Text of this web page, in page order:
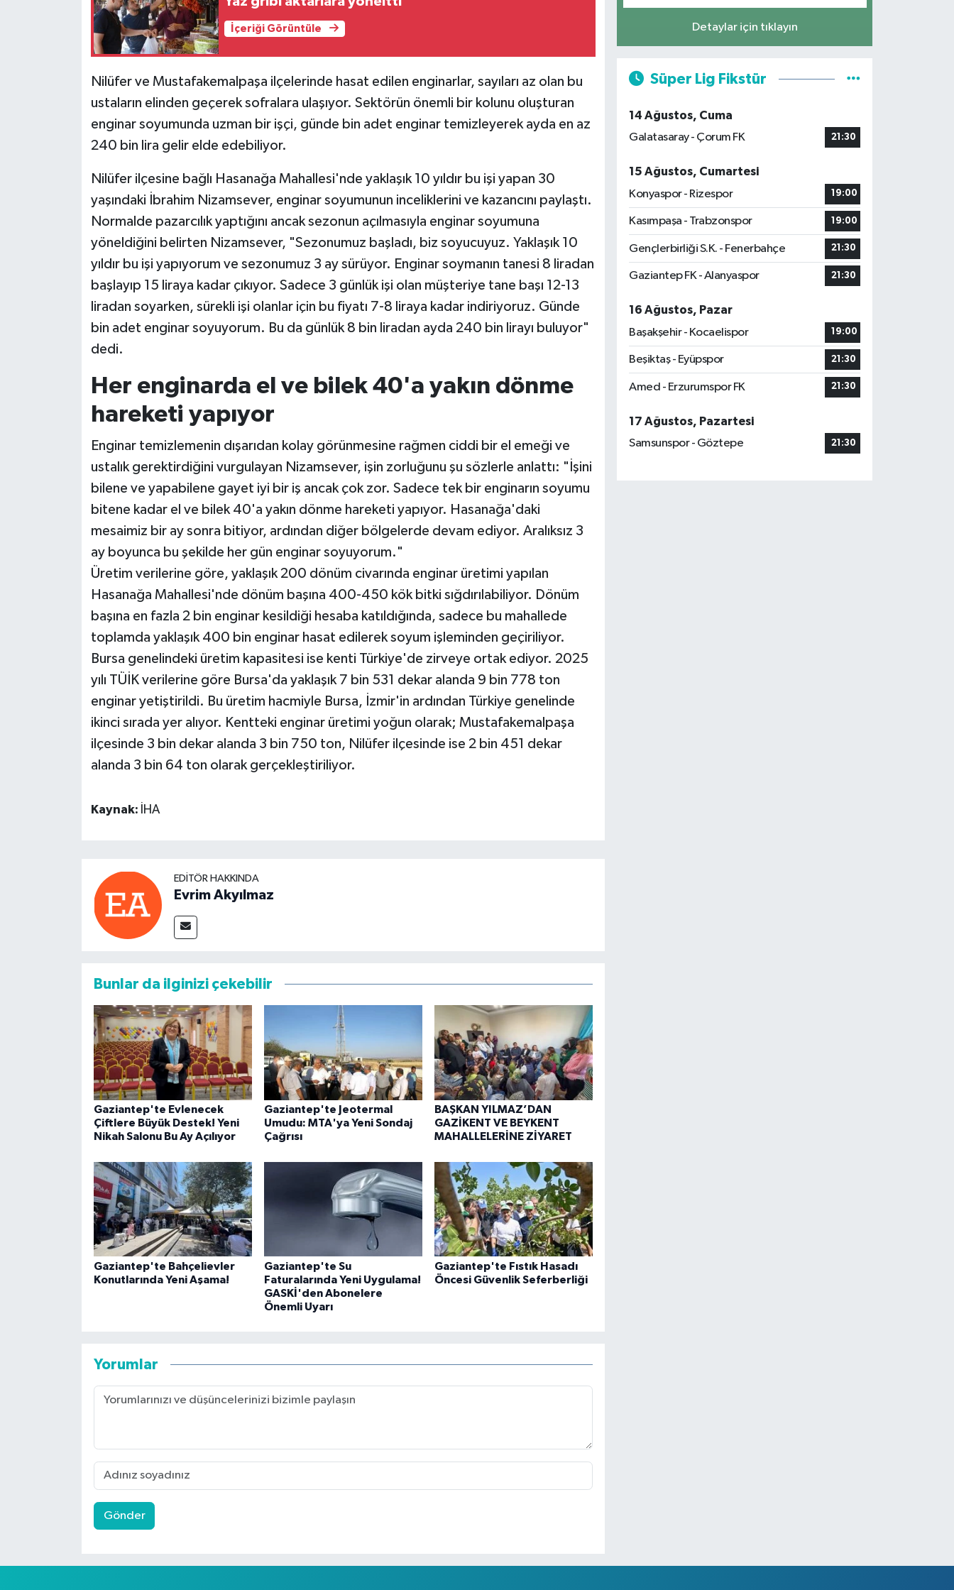
İçeriği Görüntüle
Nilüfer ve Mustafakemalpaşa ilçelerinde hasat edilen enginarlar, sayıları az olan bu
ustaların elinden geçerek sofralara ulaşıyor. Sektörün önemli bir kolunu oluşturan
enginar soyumunda uzman bir işçi, günde bin adet enginar temizleyerek ayda en az
240 bin lira gelir elde edebiliyor.
Nilüfer ilçesine bağlı Hasanağa Mahallesi'nde yaklaşık 10 yıldır bu işi yapan 30
yaşındaki İbrahim Nizamsever, enginar soyumunun inceliklerini ve kazancını paylaştı.
Normalde pazarcılık yaptığını ancak sezonun açılmasıyla enginar soyumuna
yöneldiğini belirten Nizamsever, "Sezonumuz başladı, biz soyucuyuz. Yaklaşık 10
yıldır bu işi yapıyorum ve sezonumuz 3 ay sürüyor. Enginar soymanın tanesi 8 liradan
başlayıp 15 liraya kadar çıkıyor. Sadece 3 günlük işi olan müşteriye tane başı 12-13
liradan soyarken, sürekli işi olanlar için bu fiyatı 7-8 liraya kadar indiriyoruz. Günde
bin adet enginar soyuyorum. Bu da günlük 8 bin liradan ayda 240 bin lirayı buluyor"
dedi.
Her enginarda el ve bilek 40'a yakın dönme
hareketi yapıyor
Enginar temizlemenin dışarıdan kolay görünmesine rağmen ciddi bir el emeği ve
ustalık gerektirdiğini vurgulayan Nizamsever, işin zorluğunu şu sözlerle anlattı: "İşini
bilene ve yapabilene gayet iyi bir iş ancak çok zor. Sadece tek bir enginarın soyumu
bitene kadar el ve bilek 40'a yakın dönme hareketi yapıyor. Hasanağa'daki
mesaimiz bir ay sonra bitiyor, ardından diğer bölgelerde devam ediyor. Aralıksız 3
ay boyunca bu şekilde her gün enginar soyuyorum."
Üretim verilerine göre, yaklaşık 200 dönüm civarında enginar üretimi yapılan
Hasanağa Mahallesi'nde dönüm başına 400-450 kök bitki sığdırılabiliyor. Dönüm
başına en fazla 2 bin enginar kesildiği hesaba katıldığında, sadece bu mahallede
toplamda yaklaşık 400 bin enginar hasat edilerek soyum işleminden geçiriliyor.
Bursa genelindeki üretim kapasitesi ise kenti Türkiye'de zirveye ortak ediyor. 2025
yılı TÜİK verilerine göre Bursa'da yaklaşık 7 bin 531 dekar alanda 9 bin 778 ton
enginar yetiştirildi. Bu üretim hacmiyle Bursa, İzmir'in ardından Türkiye genelinde
ikinci sırada yer alıyor. Kentteki enginar üretimi yoğun olarak; Mustafakemalpaşa
ilçesinde 3 bin dekar alanda 3 bin 750 ton, Nilüfer ilçesinde ise 2 bin 451 dekar
alanda 3 bin 64 ton olarak gerçekleştiriliyor.
Kaynak: İHA
EDITÖR HAKKINDA
Evrim Akyılmaz
Bunlar da ilginizi çekebilir
Gaziantep'te Evlenecek
Çiftlere Büyük Destek! Yeni
Nikah Salonu Bu Ay Açılıyor
Gaziantep'te Jeotermal
Umudu: MTA'ya Yeni Sondaj
Çağrısı
BAŞKAN YILMAZ’DAN
GAZİKENT VE BEYKENT
MAHALLELERİNE ZİYARET
Gaziantep'te Bahçelievler
Konutlarında Yeni Aşama!
Gaziantep'te Su
Faturalarında Yeni Uygulama!
GASKİ'den Abonelere
Önemli Uyarı
Gaziantep'te Fıstık Hasadı
Öncesi Güvenlik Seferberliği
Yorumlar
Gönder
Detaylar için tıklayın
Süper Lig Fikstür
14 Ağustos, Cuma
Galatasaray - Çorum FK
21:30
15 Ağustos, Cumartesi
Konyaspor - Rizespor
19:00
Kasımpaşa - Trabzonspor 19:00
Gençlerbirliği S.K. - Fenerbahçe 21:30
Gaziantep FK - Alanyaspor 21:30
16 Ağustos, Pazar
Başakşehir - Kocaelispor
19:00
Beşiktaş - Eyüpspor 21:30
Amed - Erzurumspor FK 21:30
17 Ağustos, Pazartesi
Samsunspor - Göztepe
21:30